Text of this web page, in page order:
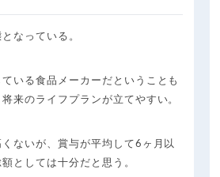
なっている。
いる食品メーカーだということも
来のライフプランが立てやすい。
ないが、賞与が平均して6ヶ月以
としては十分だと思う。